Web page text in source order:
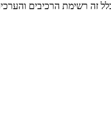
זה רשימת הרכיבים